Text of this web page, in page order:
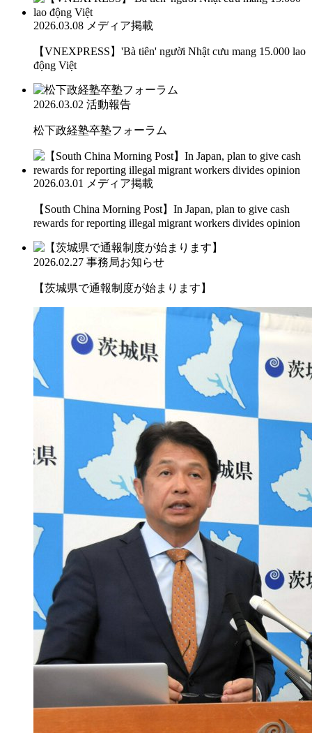
2026.03.08 メディア掲載
【VNEXPRESS】'Bà tiên' người Nhật cưu mang 15.000 lao
động Việt
2026.03.02 活動報告
松下政経塾卒塾フォーラム
2026.03.01 メディア掲載
【South China Morning Post】In Japan, plan to give cash
rewards for reporting illegal migrant workers divides opinion
2026.02.27 事務局お知らせ
【茨城県で通報制度が始まります】